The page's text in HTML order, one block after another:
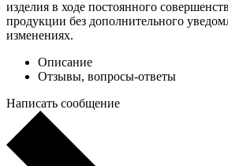
изделия в ходе постоянного
продукции без дополнительного
изменениях.
Описание
Отзывы, вопросы-ответы
Написать сообщение